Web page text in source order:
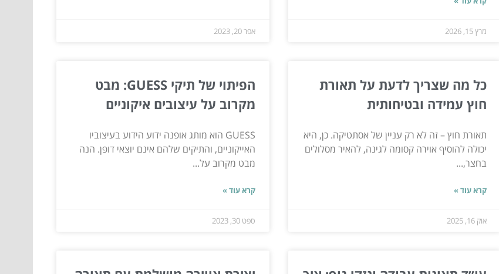
מרץ 15, 2026 אפר 20, 2023
כל מה שצריך לדעת על תאורת
חוץ עמידה ובטיחותית
תאורת חוץ – זה לא רק עניין של אסתטיקה. כן, היא
יכולה להוסיף אוירה קסומה לגינה, להאיר מסלולים
בחצר,...
קרא עוד »
אוק 16, 2025
הפיתוי של תיקי GUESS: מבט
מקרוב על עיצובים איקוניים
GUESS הוא מותג אופנה ידוע הידוע בעיצוביו
האייקוניים, והתיקים שלהם אינם יוצאי דופן. הנה
מבט מקרוב על...
קרא עוד »
ספט 30, 2023